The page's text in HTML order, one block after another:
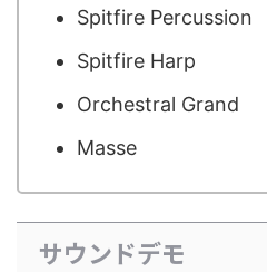
Spitfire Percussion
Spitfire Harp
Orchestral Grand
Masse
サウンドデモ